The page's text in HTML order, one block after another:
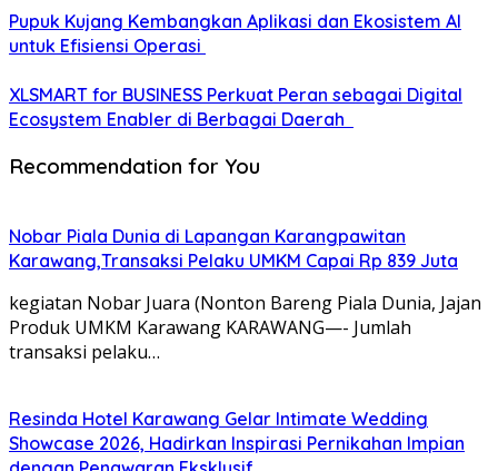
Pupuk Kujang Kembangkan Aplikasi dan Ekosistem AI
untuk Efisiensi Operasi
XLSMART for BUSINESS Perkuat Peran sebagai Digital
Ecosystem Enabler di Berbagai Daerah
Recommendation for You
Nobar Piala Dunia di Lapangan Karangpawitan
Karawang,Transaksi Pelaku UMKM Capai Rp 839 Juta
kegiatan Nobar Juara (Nonton Bareng Piala Dunia, Jajan
Produk UMKM Karawang KARAWANG—- Jumlah
transaksi pelaku…
Resinda Hotel Karawang Gelar Intimate Wedding
Showcase 2026, Hadirkan Inspirasi Pernikahan Impian